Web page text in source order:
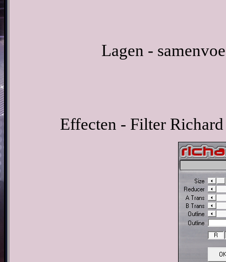
Lagen -
Effecten - Filter